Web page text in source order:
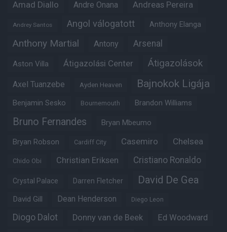
Amad Diallo Andre Onana Andreas Pereira
Andrey Santos Angol válogatott Anthony Elanga
Anthony Martial Antony Arsenal
Aston Villa Átigazolási Center Átigazolások
Axel Tuanzebe Ayden Heaven Bajnokok Ligája
Benjamin Sesko Bournemouth Brandon Williams
Bruno Fernandes Bryan Mbeumo
Bryan Robson Cardiff City Casemiro Chelsea
Chido Obi Christian Eriksen Cristiano Ronaldo
Crystal Palace Darren Fletcher David De Gea
David Gill Dean Henderson Diego Leon
Diogo Dalot Donny van de Beek Ed Woodward